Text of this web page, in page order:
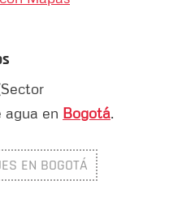
agua en Bogotá.
EN BOGOTÁ